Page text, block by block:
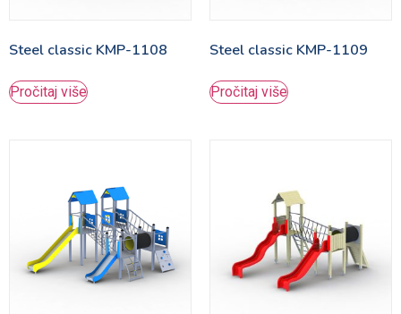
Steel classic KMP-1108
Pročitaj više
Steel classic KMP-1109
Pročitaj više